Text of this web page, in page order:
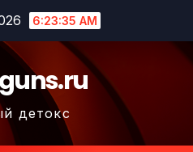
6:23:36 AM
детокс